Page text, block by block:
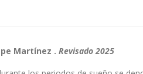
Martínez . Revisado 2025